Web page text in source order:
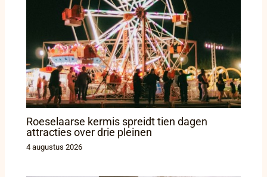
Roeselaarse kermis spreidt tien dagen
attracties over drie pleinen
4 augustus 2026